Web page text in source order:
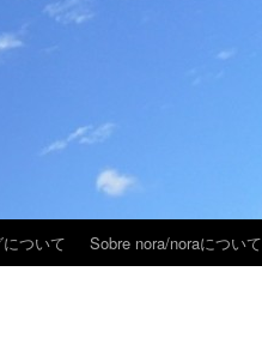
ついて Sobre nora/noraについて